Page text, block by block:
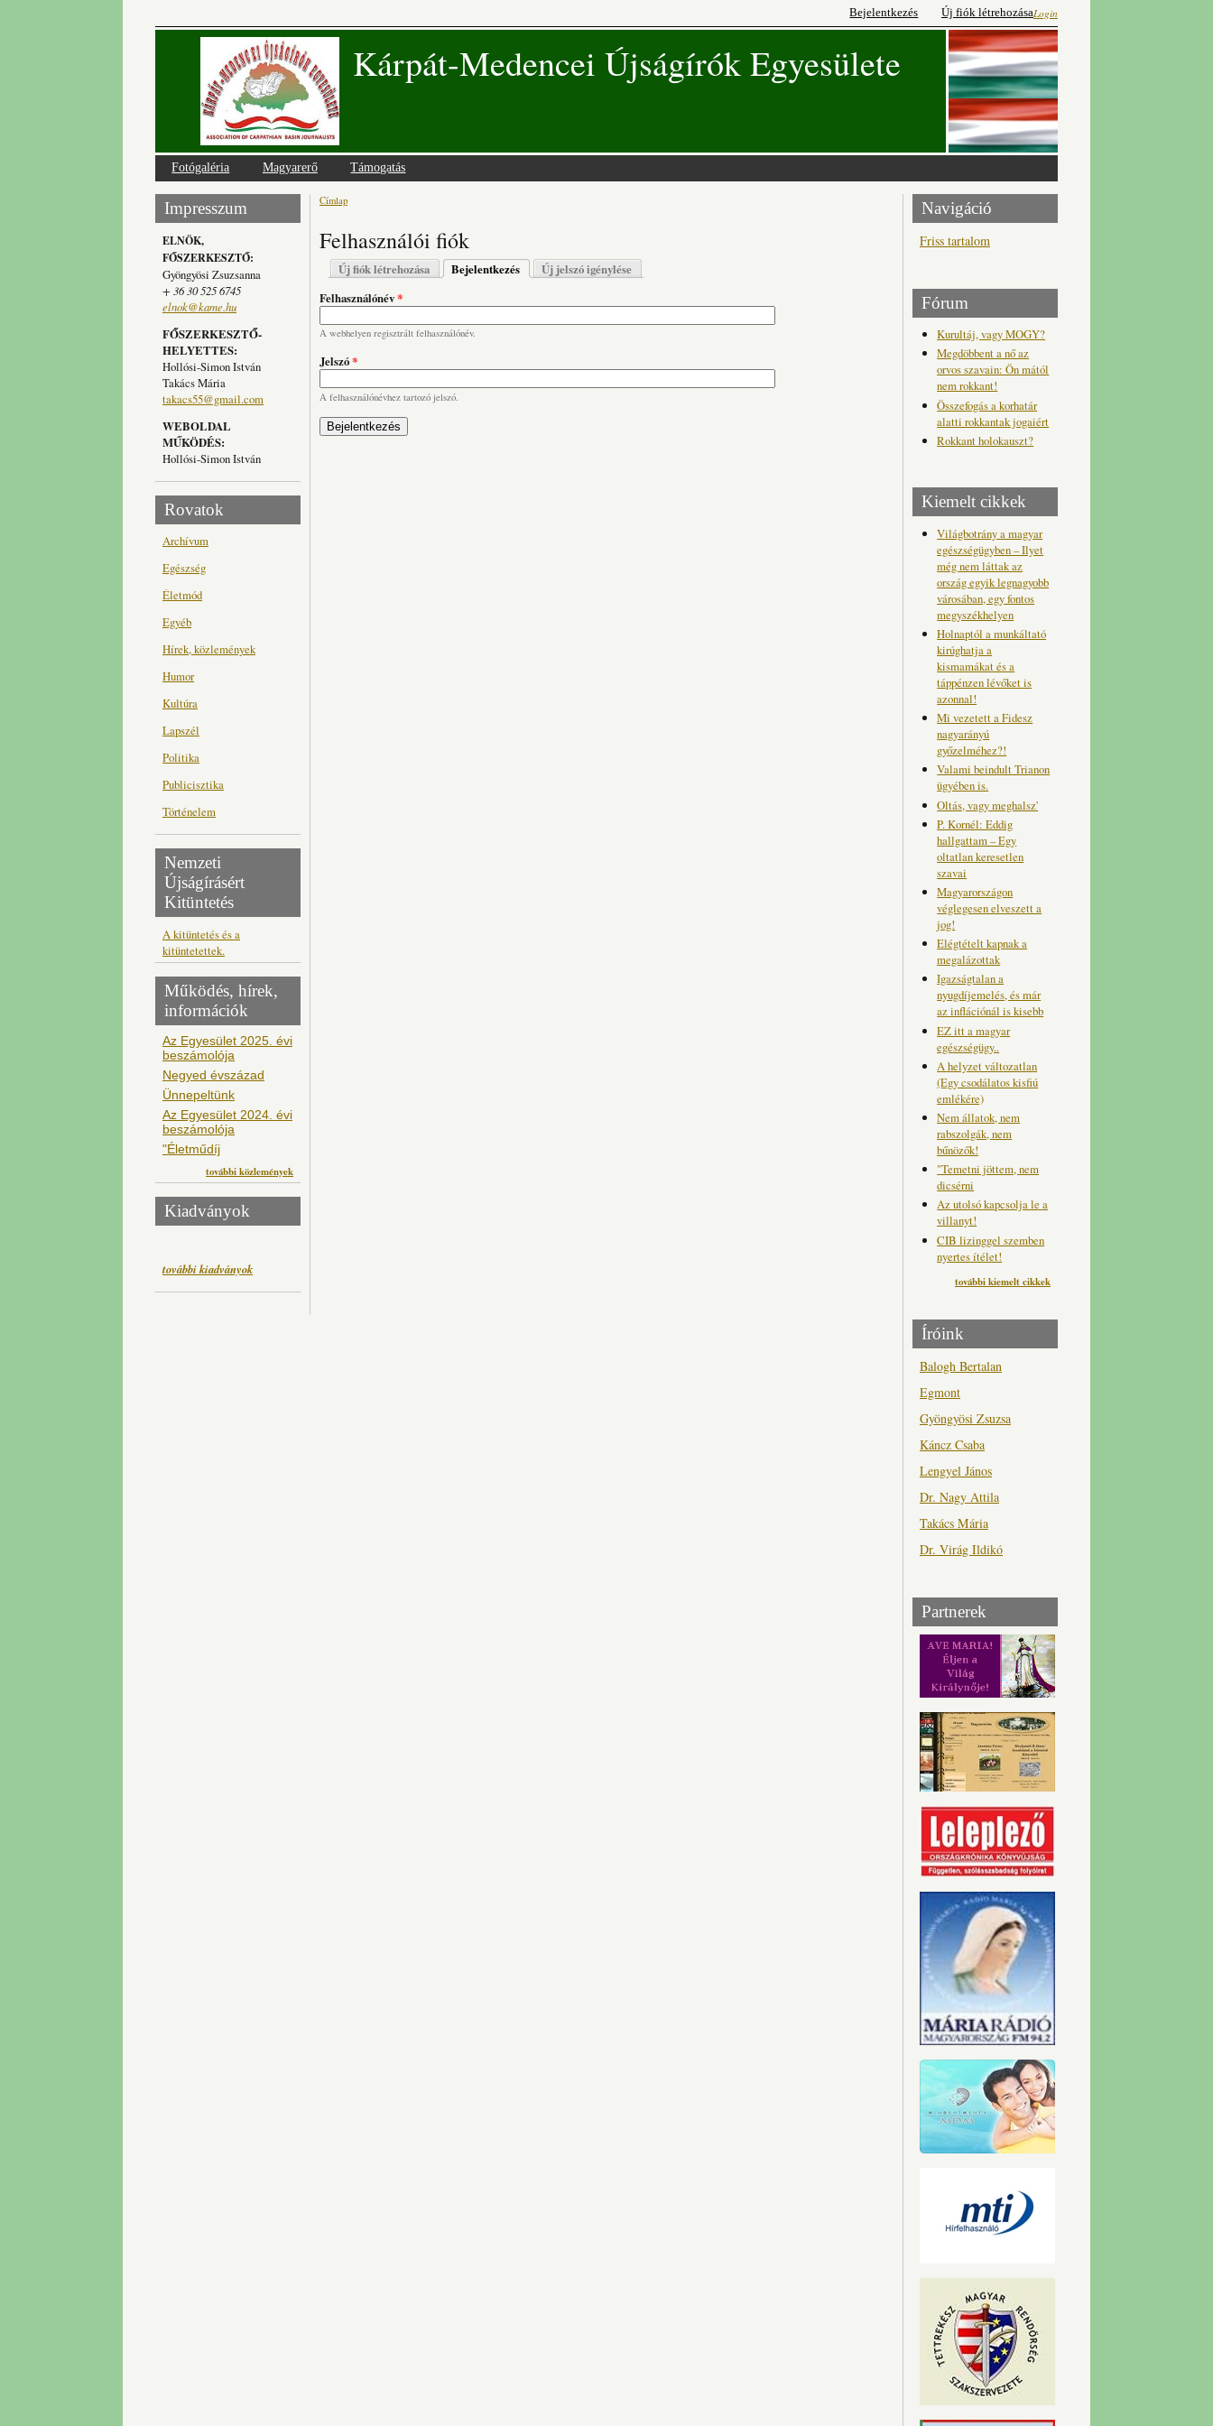
Login
Bejelentkezés Új fiók létrehozása
Kárpát-Medencei Újságírók Egyesülete
Fotógaléria Magyarerő Támogatás
Impresszum
ELNÖK,
FŐSZERKESZTŐ:
Gyöngyösi Zsuzsanna
+ 36 30 525 6745
elnok@kame.hu
FŐSZERKESZTŐ-
HELYETTES:
Hollósi-Simon István
Takács Mária
takacs55@gmail.com
WEBOLDAL
MŰKÖDÉS:
Hollósi-Simon István
Rovatok
Archívum
Egészség
Életmód
Egyéb
Hírek, közlemények
Humor
Kultúra
Lapszél
Politika
Publicisztika
Történelem
Nemzeti
Újságírásért
Kitüntetés
A kitüntetés és a
kitüntetettek.
Működés, hírek,
információk
Az Egyesület 2025. évi
beszámolója
Negyed évszázad
Ünnepeltünk
Az Egyesület 2024. évi
beszámolója
"Életműdíj
további közlemények
Kiadványok
további kiadványok
Jelenlegi hely
Címlap
Felhasználói fiók
Elsődleges fülek
Új fiók létrehozása Bejelentkezés (aktív fül)
Új jelszó igénylése
Felhasználónév*
A webhelyen regisztrált felhasználónév.
Jelszó*
A felhasználónévhez tartozó jelszó.
Navigáció
Friss tartalom
Fórum
Kurultáj, vagy MOGY?
Megdöbbent a nő az
orvos szavain: Ön mától
nem rokkant!
Összefogás a korhatár
alatti rokkantak jogaiért
Rokkant holokauszt?
Kiemelt cikkek
Világbotrány a magyar
egészségügyben – Ilyet
még nem láttak az
ország egyik legnagyobb
városában, egy fontos
megyszékhelyen
Holnaptól a munkáltató
kirúghatja a
kismamákat és a
táppénzen lévőket is
azonnal!
Mi vezetett a Fidesz
nagyarányú
győzelméhez?!
Valami beindult Trianon
ügyében is.
Oltás, vagy meghalsz'
P. Kornél: Eddig
hallgattam – Egy
oltatlan keresetlen
szavai
Magyarországon
véglegesen elveszett a
jog!
Elégtételt kapnak a
megalázottak
Igazságtalan a
nyugdíjemelés, és már
az inflációnál is kisebb
EZ itt a magyar
egészségügy..
A helyzet változatlan
(Egy csodálatos kisfiú
emlékére)
Nem állatok, nem
rabszolgák, nem
bűnözők!
"Temetni jöttem, nem
dicsérni
Az utolsó kapcsolja le a
villanyt!
CIB lizinggel szemben
nyertes ítélet!
további kiemelt cikkek
Íróink
Balogh Bertalan
Egmont
Gyöngyösi Zsuzsa
Káncz Csaba
Lengyel János
Dr. Nagy Attila
Takács Mária
Dr. Virág Ildikó
Partnerek